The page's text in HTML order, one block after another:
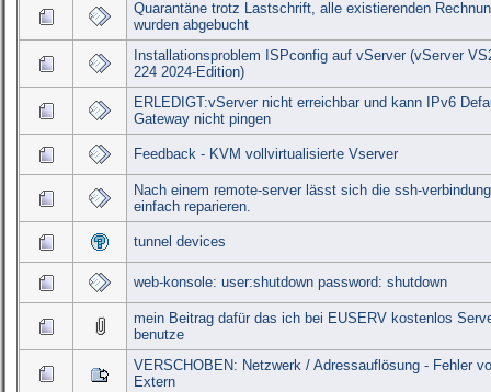
Quarantäne trotz Lastschrift, alle existierenden
wurden abgebucht
Installationsproblem ISPconfig auf vServer (vServer
224 2024-Edition)
ERLEDIGT:vServer nicht erreichbar und kann IPv6
Gateway nicht pingen
Feedback - KVM vollvirtualisierte Vserver
Nach einem remote-server lässt sich die ssh-
einfach reparieren.
tunnel devices
web-konsole: user:shutdown password: shutdown
mein Beitrag dafür das ich bei EUSERV kostenlos
benutze
VERSCHOBEN: Netzwerk / Adressauflösung - Fehler
Extern